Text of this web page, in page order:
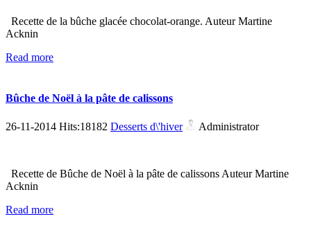
Recette de la bûche glacée chocolat-orange. Auteur Martine
Acknin
Read more
Bûche de Noël à la pâte de calissons
26-11-2014 Hits:18182 Desserts d\'hiver Administrator
Recette de Bûche de Noël à la pâte de calissons Auteur Martine
Acknin
Read more